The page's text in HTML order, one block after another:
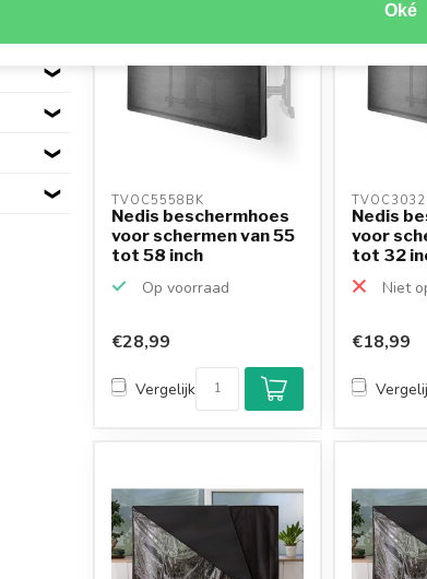
Oké
TVOC5558BK
Nedis beschermhoes
voor schermen van 55
tot 58 inch
Op voorraad
€28,99
Vergelijk
Nedis
voor
tot 32
Niet
€18,99